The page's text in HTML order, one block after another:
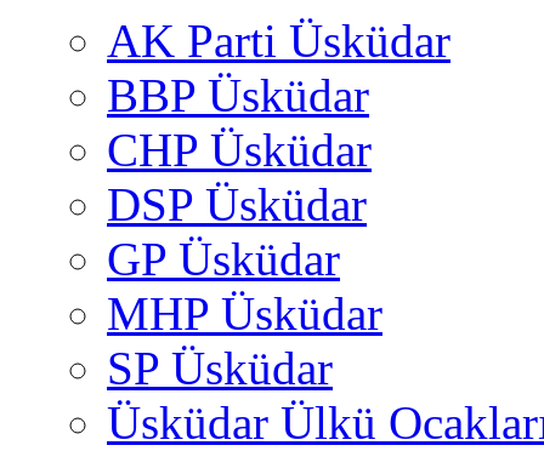
AK Parti Üsküdar
BBP Üsküdar
CHP Üsküdar
DSP Üsküdar
GP Üsküdar
MHP Üsküdar
SP Üsküdar
Üsküdar Ülkü